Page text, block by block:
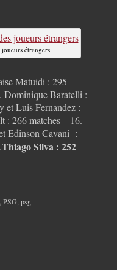
étrangers
Matuidi : 295
Dominique Baratelli :
et Luis Fernandez :
: 266 matches – 16.
Edinson Cavani :
Thiago Silva : 252
PSG psg-